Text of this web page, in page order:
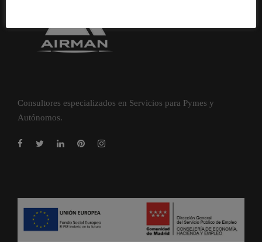
Consultores especializados en Servicios para Pymes y
Autónomos.